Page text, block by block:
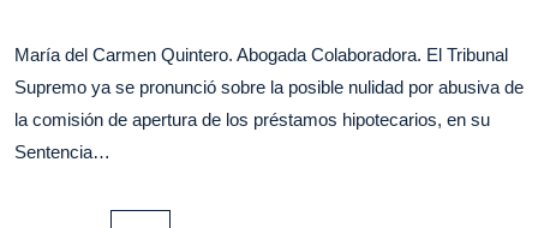
María del Carmen Quintero. Abogada Colaboradora. El Tribunal
Supremo ya se pronunció sobre la posible nulidad por abusiva de
la comisión de apertura de los préstamos hipotecarios, en su
Sentencia…